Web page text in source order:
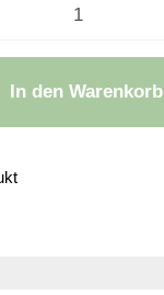
In den Warenkorb